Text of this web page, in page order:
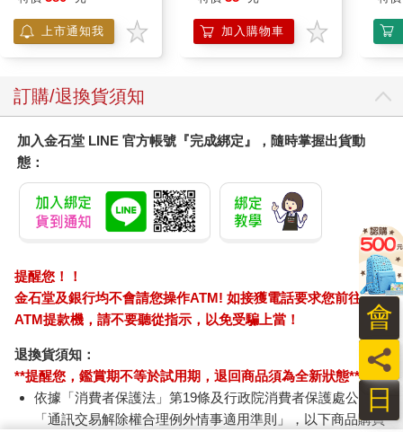
上市通知我 加入購物車
訂購/退換貨須知
加入金石堂 LINE 官方帳號『完成綁定』，隨時掌握出貨動
態：
提醒您！！
金石堂及銀行均不會請您操作ATM! 如接獲電話要求您前往
ATM提款機，請不要聽從指示，以免受騙上當！
退換貨須知：
**提醒您，鑑賞期不等於試用期，退回商品須為全新狀態**
依據「消費者保護法」第19條及行政院消費者保護處公告之
「通訊交易解除權合理例外情事適用準則」，以下商品購買
日
員
會